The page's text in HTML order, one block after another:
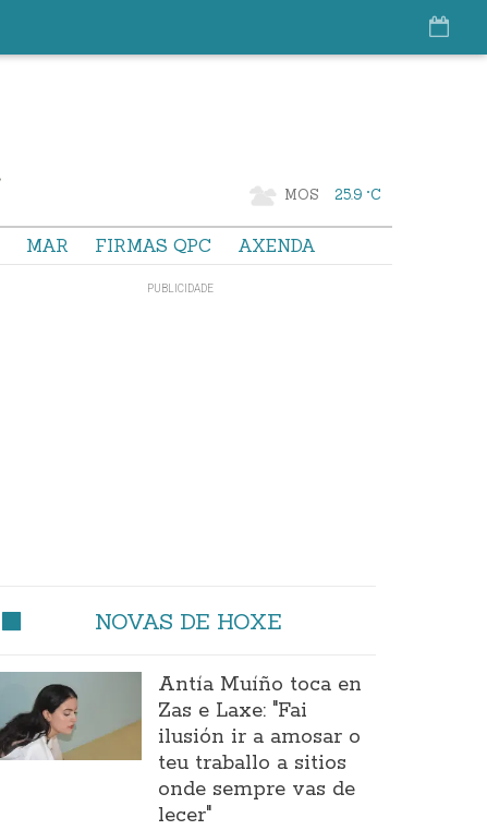
MOS 25.9 °C
MAR FIRMAS QPC AXENDA
NOVAS DE HOXE
Antía Muíño toca en
Zas e Laxe: "Fai
ilusión ir a amosar o
teu traballo a sitios
onde sempre vas de
lecer"